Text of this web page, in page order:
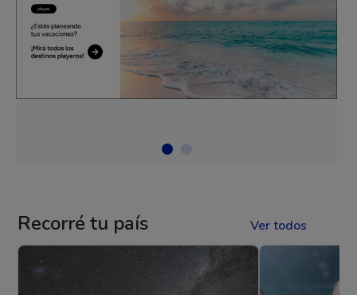
Recorré tu país Ver todos